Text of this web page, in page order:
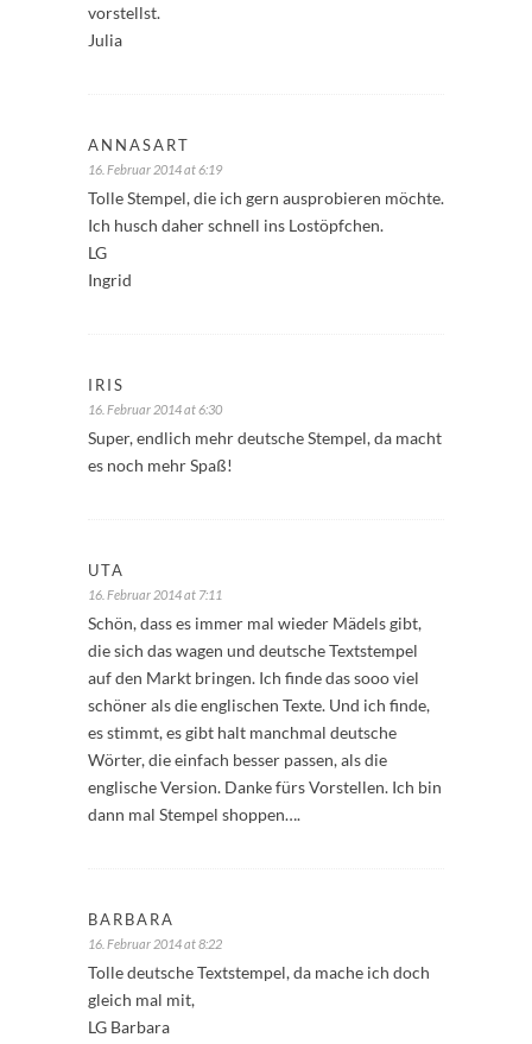
vorstellst.
Julia
ANNASART
16. Februar 2014 at 6:19
Tolle Stempel, die ich gern ausprobieren möchte.
Ich husch daher schnell ins Lostöpfchen.
LG
Ingrid
IRIS
16. Februar 2014 at 6:30
Super, endlich mehr deutsche Stempel, da macht
es noch mehr Spaß!
UTA
16. Februar 2014 at 7:11
Schön, dass es immer mal wieder Mädels gibt,
die sich das wagen und deutsche Textstempel
auf den Markt bringen. Ich finde das sooo viel
schöner als die englischen Texte. Und ich finde,
es stimmt, es gibt halt manchmal deutsche
Wörter, die einfach besser passen, als die
englische Version. Danke fürs Vorstellen. Ich bin
dann mal Stempel shoppen….
BARBARA
16. Februar 2014 at 8:22
Tolle deutsche Textstempel, da mache ich doch
gleich mal mit,
LG Barbara